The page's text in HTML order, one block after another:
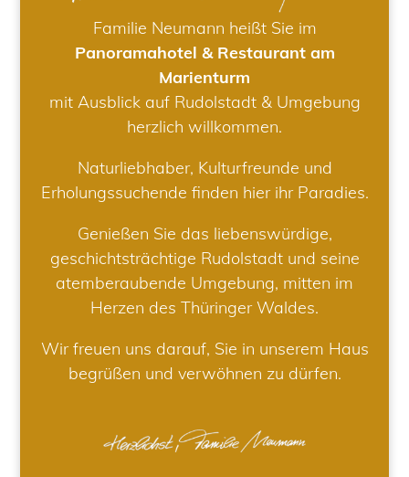
Familie Neumann heißt Sie im
Panoramahotel & Restaurant am
Marienturm
mit Ausblick auf Rudolstadt & Umgebung
herzlich willkommen.
Naturliebhaber, Kulturfreunde und
Erholungssuchende finden hier ihr Paradies.
Genießen Sie das liebenswürdige,
geschichtsträchtige Rudolstadt und seine
atemberaubende Umgebung, mitten im
Herzen des Thüringer Waldes.
Wir freuen uns darauf, Sie in unserem Haus
begrüßen und verwöhnen zu dürfen.